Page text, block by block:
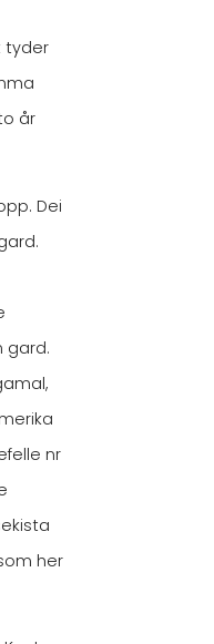
tyder
år
Dei
gard.
nr
her